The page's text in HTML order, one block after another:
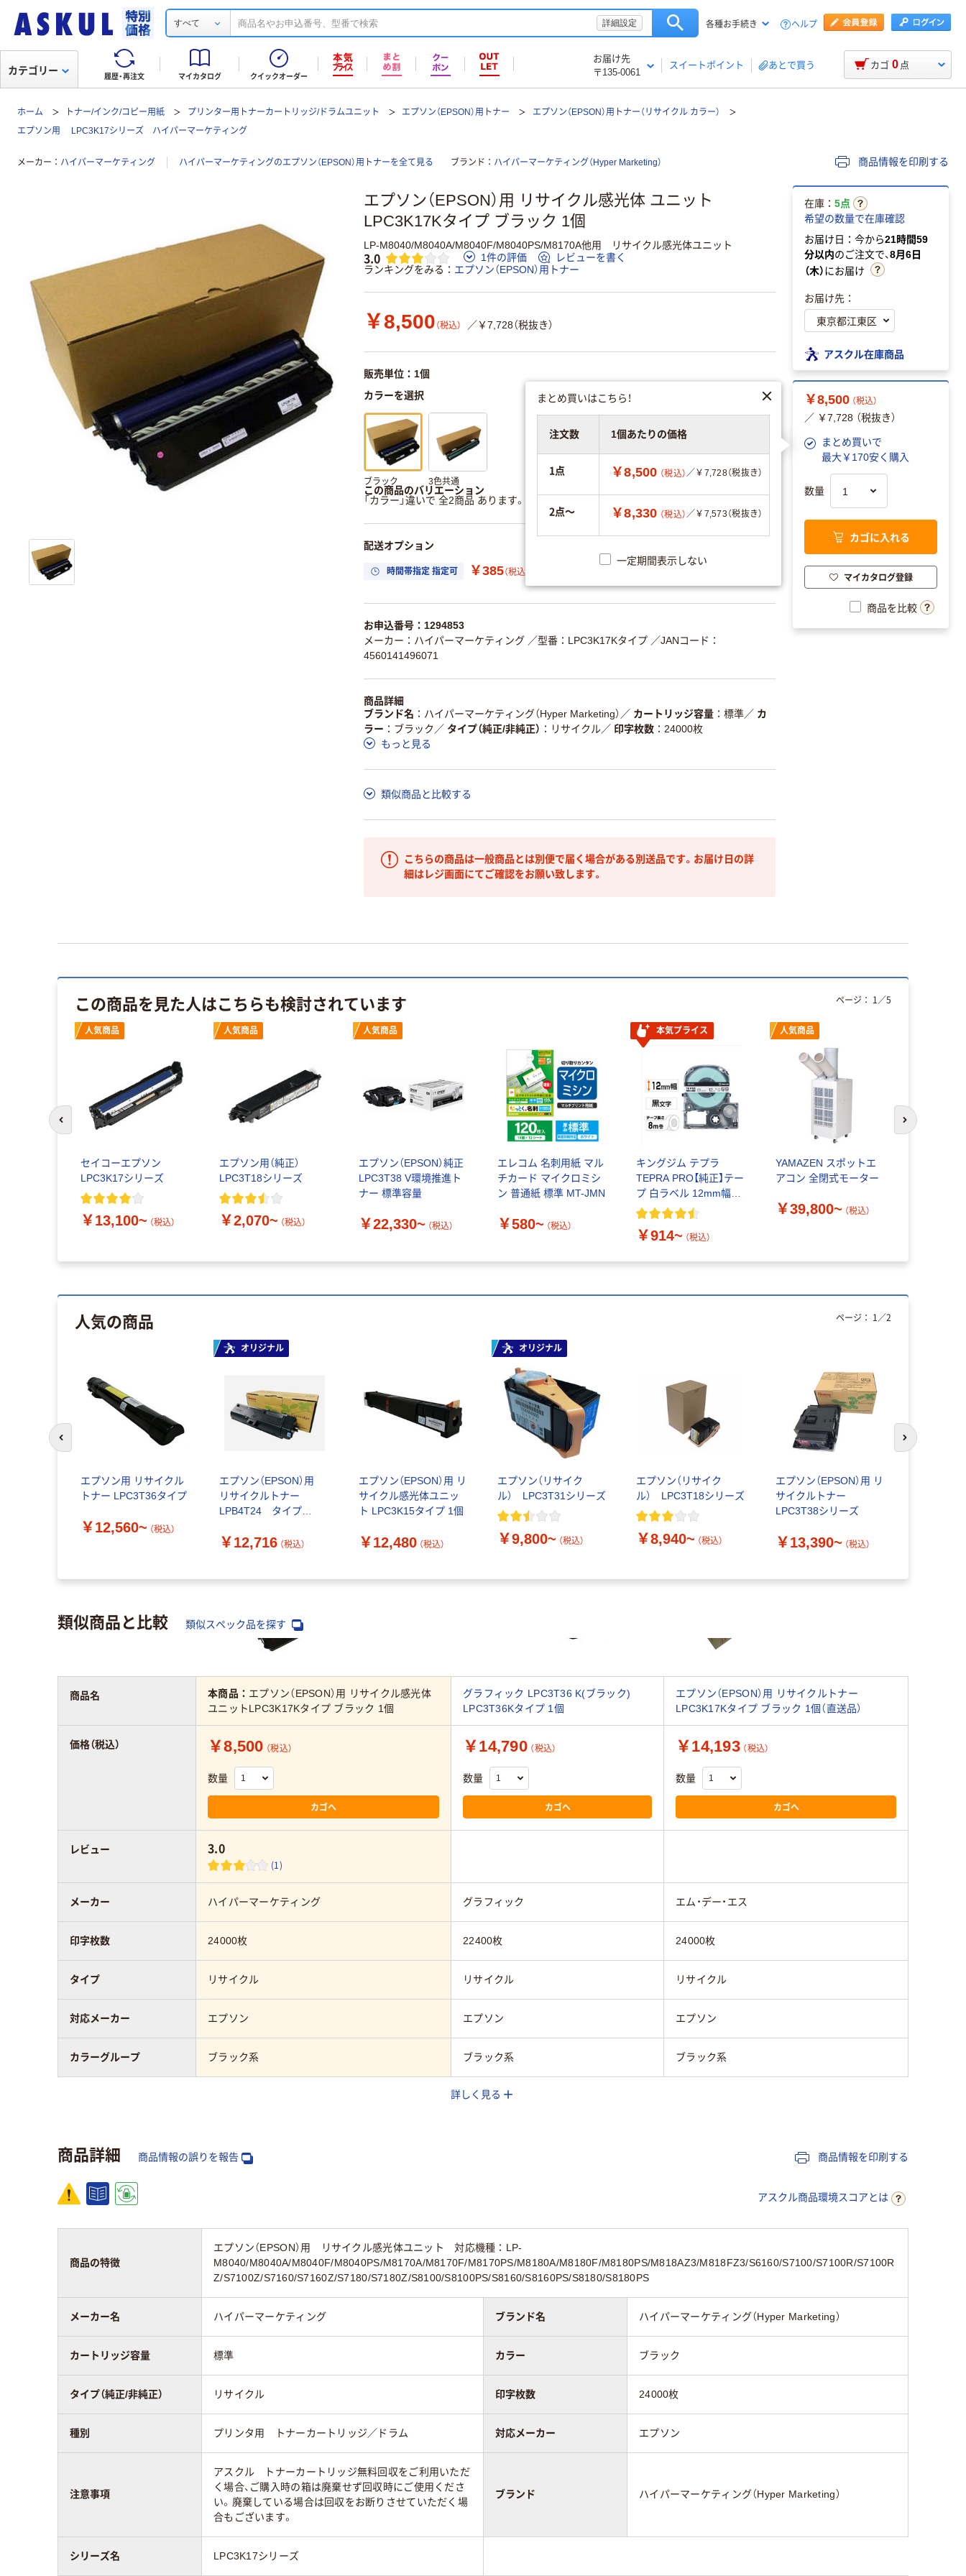
すべて 詳細設定 各種お手続き ヘルプ
履歴・再注文 マイカタログ クイックオーダー
お届け先
〒135-0061
スイートポイント あとで買う
カテゴリー カゴ 0 点
ホーム トナー/インク/コピー用紙 プリンター用トナーカートリッジ/ドラムユニット エプソン（EPSON）用トナー
エプソン（EPSON）用トナー（リサイクル カラー）
エプソン用 LPC3K17シリーズ ハイパーマーケティング
メーカー ハイパーマーケティング ハイパーマーケティングのエプソン（EPSON）用トナーを全て見る ブランド ハイパーマーケティング（Hyper Marketing） 商品情報を印刷する
エプソン（EPSON）用 リサイクル感光体 ユニット
LPC3K17Kタイプ ブラック 1個
LP-M8040/M8040A/M8040F/M8040PS/M8170A他用 リサイクル感光体ユニット
3.0 1件の評価
レビューを書く
ランキングをみる
エプソン（EPSON）用トナー
￥8,500 （税込） ／￥7,728（税抜き）
販売単位：1個
カラーを選択
ブラック 3色共通
この商品のバリエーション
「カラー」違いで 全2商品 あります。
配送オプション
時間帯指定 指定可 ￥385（税込）
お申込番号：1294853
メーカー：ハイパーマーケティング ／型番：LPC3K17Kタイプ ／JANコード：
4560141496071
商品詳細
ブランド名
ハイパーマーケティング（Hyper Marketing） ／ カートリッジ容量 標準／ カ
ラー
ブラック ／ タイプ（純正/非純正） リサイクル／ 印字枚数
24000枚
もっと見る
類似商品と比較する
こちらの商品は一般商品とは別便で届く場合がある別送品です。お届け日の詳
細はレジ画面にてご確認をお願い致します。
在庫： 5点
希望の数量で在庫確認
お届け日：今から21時間59
分以内のご注文で、8月6日
（木）にお届け
お届け先：
アスクル在庫商品
￥8,500 （税込）
／ ￥7,728 （税抜き）
まとめ買いで
最大￥170安く購入
まとめ買いはこちら！
注文数 1個あたりの価格
1点 ￥8,500 （税込）／￥7,728（税抜き）
2点～ ￥8,330 （税込）／￥7,573（税抜き）
一定期間表示しない
数量
カゴに入れる
マイカタログ登録
商品を比較
この商品を見た人はこちらも検討されています
人気商品
セイコーエプソン
LPC3K17シリーズ
￥13,100~ （税込）
人気商品
エプソン用（純正）
LPC3T18シリーズ
￥2,070~ （税込）
人気商品
エプソン（EPSON）純正
LPC3T38 V環境推進ト
ナー 標準容量
￥22,330~ （税込）
エレコム 名刺用紙 マル
チカード マイクロミシ
ン 普通紙 標準 MT-JMN
￥580~ （税込）
本気プライス
キングジム テプラ
TEPRA PRO【純正】テー
プ 白ラベル 12mm幅
（黒文字）
￥914~ （税込）
人気商品
YAMAZEN スポットエ
アコン 全閉式モーター
￥39,800~ （税込）
ページ： 1 ／5
前のスライドへ 次のスライド
人気の商品
エプソン用 リサイクル
トナー LPC3T36タイプ
￥12,560~ （税込）
オリジナル
エプソン（EPSON）用
リサイクルトナー
LPB4T24 タイプ
ライ 1個 オリジナル
￥12,716 （税込）
エプソン（EPSON）用 リ
サイクル感光体ユニッ
ト LPC3K15タイプ 1個
￥12,480 （税込）
オリジナル
エプソン（リサイク
ル） LPC3T31シリーズ
￥9,800~ （税込）
エプソン（リサイク
ル） LPC3T18シリーズ
￥8,940~ （税込）
エプソン（EPSON）用 リ
サイクルトナー
LPC3T38シリーズ
￥13,390~ （税込）
ページ： 1 ／2
次のスライド
類似商品と比較 類似スペック品を探す
商品名 本商品： エプソン（EPSON）用 リサイクル感光体
ユニットLPC3K17Kタイプ ブラック 1個
グラフィック LPC3T36 K(ブラック)
LPC3T36Kタイプ 1個
エプソン（EPSON）用 リサイクルトナー
LPC3K17Kタイプ ブラック 1個（直送品）
価格（税込） ￥8,500 （税込）
数量
カゴへ
￥14,790 （税込）
数量
カゴへ
￥14,193 （税込）
数量
カゴへ
レビュー 3.0
(1)
メーカー ハイパーマーケティング グラフィック エム・デー・エス
印字枚数 24000枚 22400枚 24000枚
タイプ リサイクル リサイクル リサイクル
対応メーカー エプソン エプソン エプソン
カラーグループ ブラック系 ブラック系 ブラック系
詳しく見る
商品詳細 商品情報の誤りを報告 商品情報を印刷する
アスクル商品環境スコアとは
商品の特徴
エプソン（EPSON）用 リサイクル感光体ユニット 対応機種：LP-
M8040/M8040A/M8040F/M8040PS/M8170A/M8170F/M8170PS/M8180A/M8180F/M8180PS/M818AZ3/M818FZ3/S6160/S7100/S7100R/S7100R
Z/S7100Z/S7160/S7160Z/S7180/S7180Z/S8100/S8100PS/S8160/S8160PS/S8180/S8180PS
メーカー名 ハイパーマーケティング ブランド名 ハイパーマーケティング（Hyper Marketing）
カートリッジ容量 標準 カラー ブラック
タイプ（純正/非純正） リサイクル 印字枚数 24000枚
種別 プリンタ用 トナーカートリッジ／ドラム 対応メーカー エプソン
注意事項
アスクル トナーカートリッジ無料回収をご利用いただ
く場合、ご購入時の箱は廃棄せず回収時にご使用くださ
い。廃棄している場合は回収をお断りさせていただく場
合もございます。
ブランド ハイパーマーケティング（Hyper Marketing）
シリーズ名 LPC3K17シリーズ